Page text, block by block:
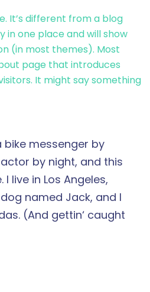
It’s different from a blog
in one place and will show
(in most themes). Most
page that introduces
It might say something
bike messenger by
by night, and this
live in Los Angeles,
named Jack, and I
(And gettin‘ caught